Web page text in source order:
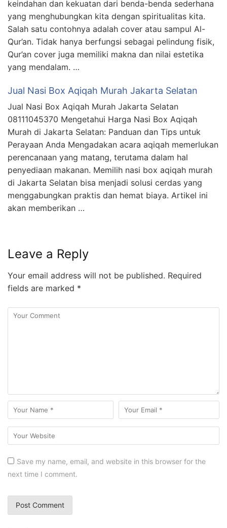
keindahan dan kekuatan dari benda-benda sederhana
yang menghubungkan kita dengan spiritualitas kita.
Salah satu contohnya adalah cover atau sampul Al-
Qur’an. Tidak hanya berfungsi sebagai pelindung fisik,
Qur’an cover juga memiliki makna dan nilai estetika
yang mendalam. …
Jual Nasi Box Aqiqah Murah Jakarta Selatan
Jual Nasi Box Aqiqah Murah Jakarta Selatan
08111045370 Mengetahui Harga Nasi Box Aqiqah
Murah di Jakarta Selatan: Panduan dan Tips untuk
Perayaan Anda Mengadakan acara aqiqah memerlukan
perencanaan yang matang, terutama dalam hal
penyediaan makanan. Memilih nasi box aqiqah murah
di Jakarta Selatan bisa menjadi solusi cerdas yang
menggabungkan praktis dan hemat biaya. Artikel ini
akan memberikan …
Leave a Reply
Your email address will not be published. Required
fields are marked *
Save my name, email, and website in this browser for the
next time I comment.